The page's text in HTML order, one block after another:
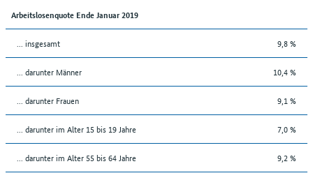
Arbeitslosenquote Ende Januar 2019
... insgesamt 9,8 %
... darunter Männer 10,4 %
... darunter Frauen 9,1 %
... darunter im Alter 15 bis 19 Jahre 7,0 %
... darunter im Alter 55 bis 64 Jahre 9,2 %